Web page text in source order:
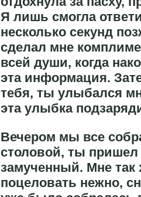
Я лишь смогла
несколько секунд
сделал мне
всей души, когда
эта информация.
тебя, ты улыбался
эта улыбка
Вечером мы все
столовой, ты пришел
замученный. Мне так
поцеловать нежно,